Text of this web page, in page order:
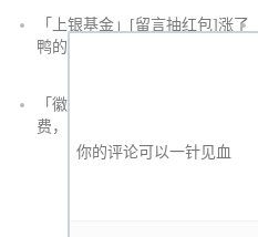
「上银基金」[留言抽红包]​涨了
鸭的投资旅途
「徽商银行」手机银行充值话
费，至高立减30元